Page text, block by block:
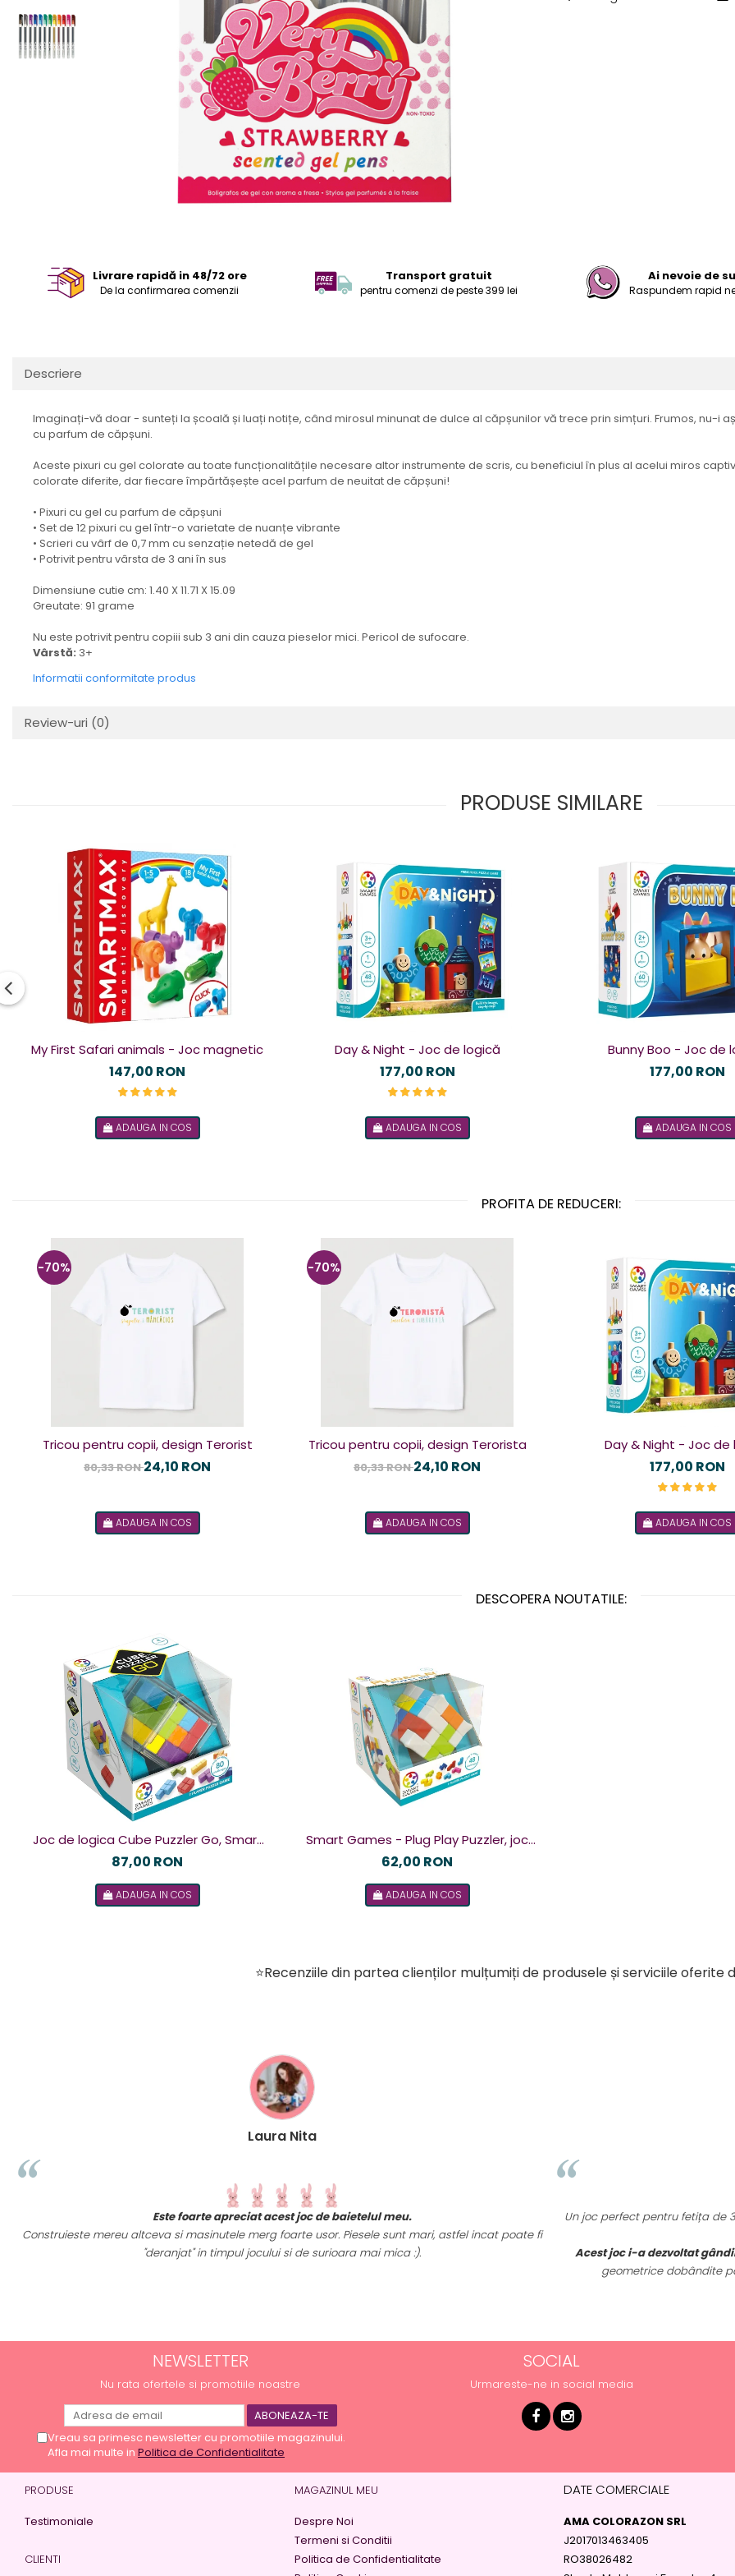
Livrare rapidă in 48/72 ore
De la confirmarea comenzii
Transport gratuit
pentru comenzi de peste 399 lei
Ai nevoie de
Raspundem rapid
Descriere
Imaginați-vă doar - sunteți la școală și luați notițe, când mirosul minunat de dulce al căpșunilor vă trece prin simțuri. Frumos, nu-i
cu parfum de căpșuni.
Aceste pixuri cu gel colorate au toate funcționalitățile necesare altor instrumente de scris, cu beneficiul în plus al acelui miros
colorate diferite, dar fiecare împărtășește acel parfum de neuitat de căpșuni!
• Pixuri cu gel cu parfum de căpșuni
• Set de 12 pixuri cu gel într-o varietate de nuanțe vibrante
• Scrieri cu vârf de 0,7 mm cu senzație netedă de gel
• Potrivit pentru vârsta de 3 ani în sus
Dimensiune cutie cm: 1.40 X 11.71 X 15.09
Greutate: 91 grame
Nu este potrivit pentru copiii sub 3 ani din cauza pieselor mici. Pericol de sufocare.
Vârstă: 3+
Informatii conformitate produs
Review-uri (0)
PRODUSE SIMILARE
My First Safari animals - Joc magnetic
147,00 RON
ADAUGA IN COS
Day & Night - Joc de logică
177,00 RON
ADAUGA IN COS
Bunny Boo - Joc de
177,00 RON
ADAUGA IN COS
PROFITA DE REDUCERI:
-70%
Tricou pentru copii, design Terorist
80,33 RON24,10 RON
ADAUGA IN COS
-70%
Tricou pentru copii, design Terorista
80,33 RON24,10 RON
ADAUGA IN COS
Day & Night - Joc de
177,00 RON
ADAUGA IN COS
DESCOPERA NOUTATILE:
Joc de logica Cube Puzzler Go, Smart
Games, +8 ani, lb romana
87,00 RON
ADAUGA IN COS
Smart Games - Plug Play Puzzler, joc
de logica cu 48 de provocari, 6+ ani, lb
62,00 RON
ADAUGA IN COS
⭐Recenziile din partea clienților mulțumiți de produsele și serviciile oferite
Laura Nita
Este foarte apreciat acest joc de baietelul meu.
Construieste mereu altceva si masinutele merg foarte usor. Piesele sunt mari, astfel incat poate fi
"deranjat" in timpul jocului si de surioara mai mica :).
Un joc perfect pentru fetița de
Acest joc i-a dezvoltat
geometrice dobândite
NEWSLETTER
Nu rata ofertele si promotiile noastre
Vreau sa primesc newsletter cu promotiile magazinului.
Afla mai multe in Politica de Confidentialitate
SOCIAL
Urmareste-ne in social media
PRODUSE
Testimoniale
CLIENTI
MAGAZINUL MEU
Despre Noi
Termeni si Conditii
Politica de Confidentialitate
DATE COMERCIALE
AMA COLORAZON SRL
J2017013463405
RO38026482